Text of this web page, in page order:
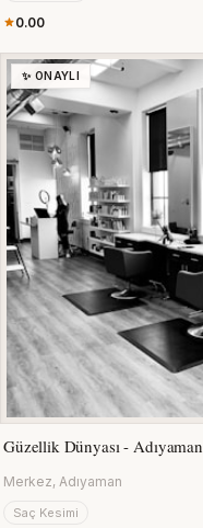
0.00
✨ ONAYLI
Güzellik Dünyası - Adıyaman
Merkez, Adıyaman
Saç Kesimi